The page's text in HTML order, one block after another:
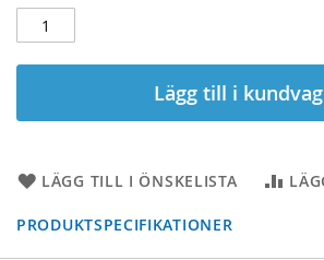
Lägg till i
LÄGG TILL I ÖNSKELISTA
PRODUKTSPECIFIKATIONER